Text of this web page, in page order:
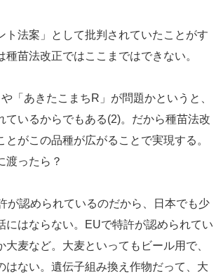
法案」として批判されていたことがす
苗法改正ではここまではできない。
「あきたこまちR」が問題かというと、
ているからでもある(2)。だから種苗法改
がこの品種が広がることで実現する。
渡ったら？
認められているのだから、日本でも少
にはならない。EUで特許が認められてい
麦など。大麦といってもビール用で、
はない。遺伝子組み換え作物だって、大